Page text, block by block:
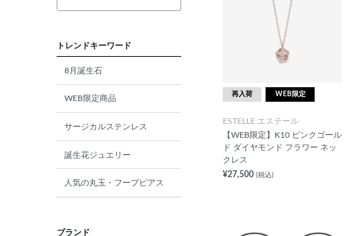
トレンドキーワード
8月誕生石
WEB限定商品
サージカルステンレス
誕生花ジュエリー
人気の丸玉・フープピアス
ブランド
再入荷 WEB限定
ESTELLE エステール
【WEB限定】K10 ピンクゴール
ド ダイヤモンド フラワー ネッ
クレス
¥27,500 (税込)